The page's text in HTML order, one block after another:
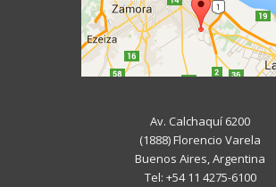
Av. Calchaquí 6200
(1888) Florencio Varela
Buenos Aires, Argentina
Tel: +54 11 4275-6100